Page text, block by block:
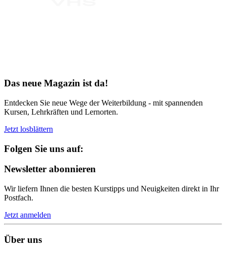
Das neue Magazin ist da!
Entdecken Sie neue Wege der Weiterbildung - mit spannenden
Kursen, Lehrkräften und Lernorten.
Jetzt losblättern
Folgen Sie uns auf:
Newsletter abonnieren
Wir liefern Ihnen die besten Kurstipps und Neuigkeiten direkt in Ihr
Postfach.
Jetzt anmelden
Über uns